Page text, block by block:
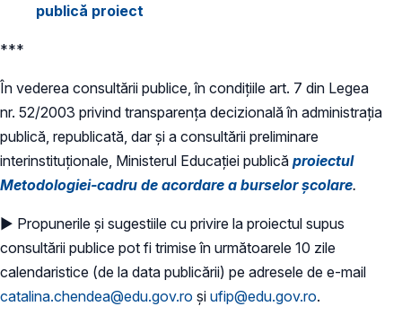
publică proiect
***
În vederea consultării publice, în condiţiile art. 7 din Legea
nr. 52/2003 privind transparenţa decizională în administraţia
publică, republicată, dar și a consultării preliminare
interinstituționale, Ministerul Educaţiei publică proiectul
Metodologiei-cadru de acordare a burselor școlare.
► Propunerile și sugestiile cu privire la proiectul supus
consultării publice pot fi trimise în următoarele 10 zile
calendaristice (de la data publicării) pe adresele de e-mail
catalina.chendea@edu.gov.ro și ufip@edu.gov.ro.